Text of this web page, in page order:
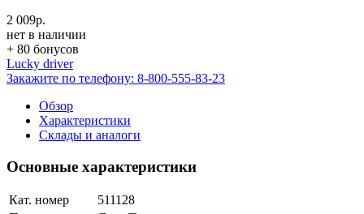
2 009р.
нет в наличии
+ 80 бонусов
Lucky driver
Закажите по телефону: 8-800-555-83-23
Обзор
Характеристики
Склады и аналоги
Основные характеристики
Кат. номер
511128